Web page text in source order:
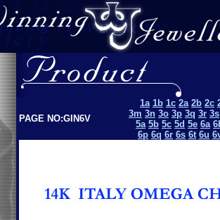
PAGE NO:GIN6V
1a 1b 1c 2a 2b 2c
3m 3n 3o 3p 3q 3r 3s
5a 5b 5c 5d 5e 6a
6p 6q 6r 6s 6t 6u